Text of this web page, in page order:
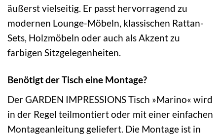
äußerst vielseitig. Er passt hervorragend zu
modernen Lounge-Möbeln, klassischen Rattan-
Sets, Holzmöbeln oder auch als Akzent zu
farbigen Sitzgelegenheiten.
Benötigt der Tisch eine Montage?
Der GARDEN IMPRESSIONS Tisch »Marino« wird
in der Regel teilmontiert oder mit einer einfachen
Montageanleitung geliefert. Die Montage ist in